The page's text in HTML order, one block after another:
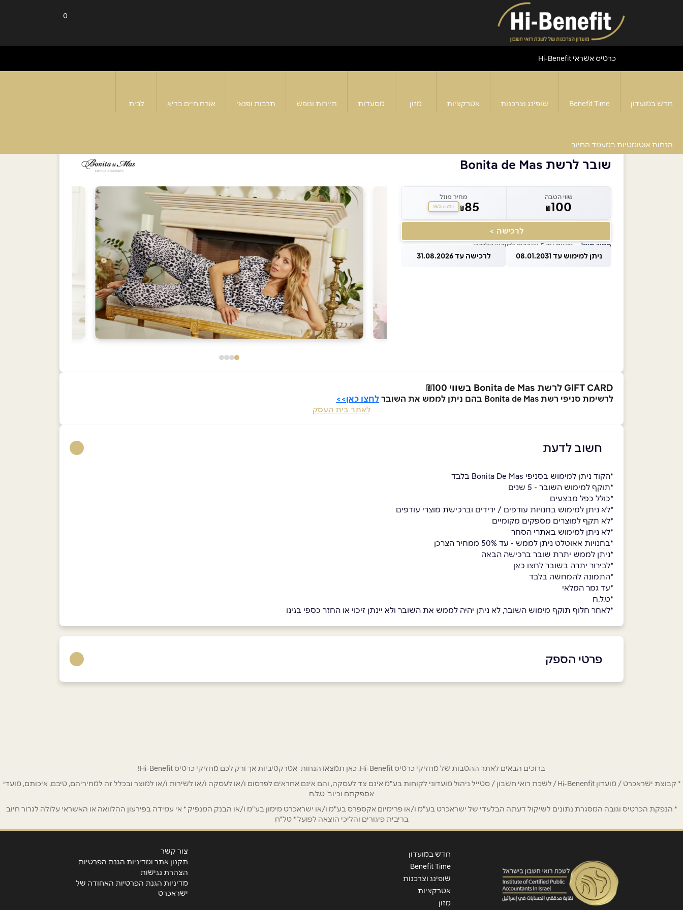
0
כרטיס אשראי Hi-Benefit
חדש במועדון Benefit Time שופינג וצרכנות אטרקציות מזון מסעדות תיירות ונופש תרבות ופנאי אורח חיים בריא לבית
הנחות אוטומטיות במעמד החיוב
שובר לרשת Bonita de Mas
שווי הטבה
₪100
מחיר מוזל
₪85 חסכת15%
לרכישה >
מחיר מוזל — זכאות עד 5 שוברים לחודש קלנדרי
ניתן למימוש עד 08.01.2031 לרכישה עד 31.08.2026
GIFT CARD לרשת Bonita de Mas בשווי ₪100
לרשימת סניפי רשת Bonita de Mas בהם ניתן לממש את השובר לחצו כאן>>
לאתר בית העסק
חשוב לדעת
*הקוד ניתן למימוש בסניפי Bonita De Mas בלבד
*תוקף למימוש השובר - 5 שנים
*כולל כפל מבצעים
*לא ניתן למימוש בחנויות עודפים / ירידים וברכישת מוצרי עודפים
*לא תקף למוצרים מספקים מקומיים
*לא ניתן למימוש באתרי הסחר
*בחנויות אאוטלט ניתן לממש - עד 50% ממחיר הצרכן
*ניתן לממש יתרת שובר ברכישה הבאה
*לבירור יתרה בשובר לחצו כאן
*התמונה להמחשה בלבד
*עד גמר המלאי
*ט.ל.ח
*לאחר חלוף תוקף מימוש השובר, לא ניתן יהיה לממש את השובר ולא יינתן זיכוי או החזר כספי בגינו
פרטי הספק
נושא*
ברוכים הבאים לאתר ההטבות של מחזיקי כרטיס Hi-Benefit. כאן תמצאו הנחות אטרקטיביות אך ורק לכם מחזיקי כרטיס Hi-Benefit!
* קבוצת ישראכרט / מועדון Hi-Benenfit / לשכת רואי חשבון / סטייל ניהול מועדוני לקוחות בע"מ אינם צד לעסקה, והם אינם אחראים לפרסום ו/או לעסקה ו/או לשירות ו/או למוצר ובכלל זה למחיריהם, טיבם, איכותם, מועדי
אספקתם וכיוב' ט.ל.ח
* הנפקת הכרטיס וגובה המסגרת נתונים לשיקול דעתה הבלעדי של ישראכרט בע"מ ו/או פרימיום אקספרס בע"מ ו/או ישראכרט מימון בע"מ ו/או הבנק המנפיק * אי עמידה בפירעון ההלוואה או האשראי עלולה לגרור חיוב
בריבית פיגורים והליכי הוצאה לפועל * טל"ח
חדש במועדון
Benefit Time
שופינג וצרכנות
אטרקציות
מזון
צור קשר
תקנון אתר ומדיניות הגנת הפרטיות
הצהרת נגישות
מדיניות הגנת הפרטיות האחודה של
ישראכרט